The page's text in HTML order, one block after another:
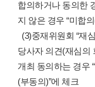
합의하거나 동의한
지 않은 경우 “미합
(3)중재위원회 “재
당사자 의견(재심의
개최 동의하는 경우
(부동의)”에 체크